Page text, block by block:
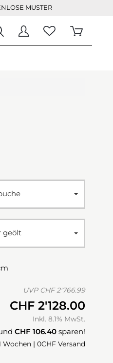
MUSTER
geölt
UVP CHF 2'766.99
CHF 2'128.00
Inkl. 8.1% MwSt.
CHF 106.40 sparen!
Wochen | 0CHF Versand